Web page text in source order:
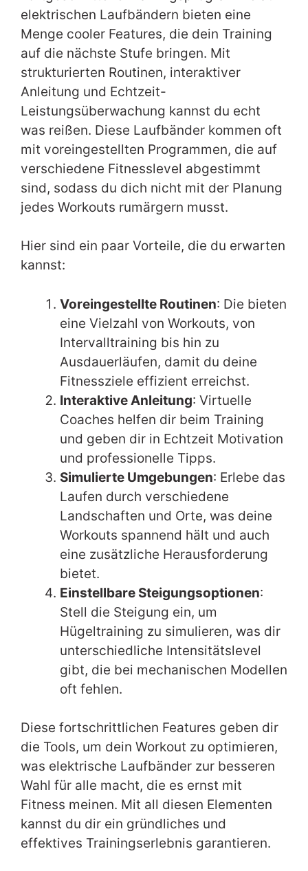
elektrischen Laufbändern bieten eine
Menge cooler Features, die dein Training
auf die nächste Stufe bringen. Mit
strukturierten Routinen, interaktiver
Anleitung und Echtzeit-
Leistungsüberwachung kannst du echt
was reißen. Diese Laufbänder kommen oft
mit voreingestellten Programmen, die auf
verschiedene Fitnesslevel abgestimmt
sind, sodass du dich nicht mit der Planung
jedes Workouts rumärgern musst.
Hier sind ein paar Vorteile, die du erwarten
kannst:
Voreingestellte Routinen: Die bieten
eine Vielzahl von Workouts, von
Intervalltraining bis hin zu
Ausdauerläufen, damit du deine
Fitnessziele effizient erreichst.
Interaktive Anleitung: Virtuelle
Coaches helfen dir beim Training
und geben dir in Echtzeit Motivation
und professionelle Tipps.
Simulierte Umgebungen: Erlebe das
Laufen durch verschiedene
Landschaften und Orte, was deine
Workouts spannend hält und auch
eine zusätzliche Herausforderung
bietet.
Einstellbare Steigungsoptionen:
Stell die Steigung ein, um
Hügeltraining zu simulieren, was dir
unterschiedliche Intensitätslevel
gibt, die bei mechanischen Modellen
oft fehlen.
Diese fortschrittlichen Features geben dir
die Tools, um dein Workout zu optimieren,
was elektrische Laufbänder zur besseren
Wahl für alle macht, die es ernst mit
Fitness meinen. Mit all diesen Elementen
kannst du dir ein gründliches und
effektives Trainingserlebnis garantieren.